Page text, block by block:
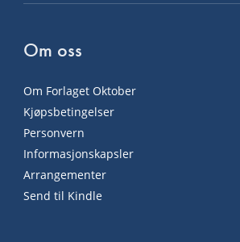
Om oss
Om Forlaget Oktober
Kjøpsbetingelser
Personvern
Informasjonskapsler
Arrangementer
Send til Kindle